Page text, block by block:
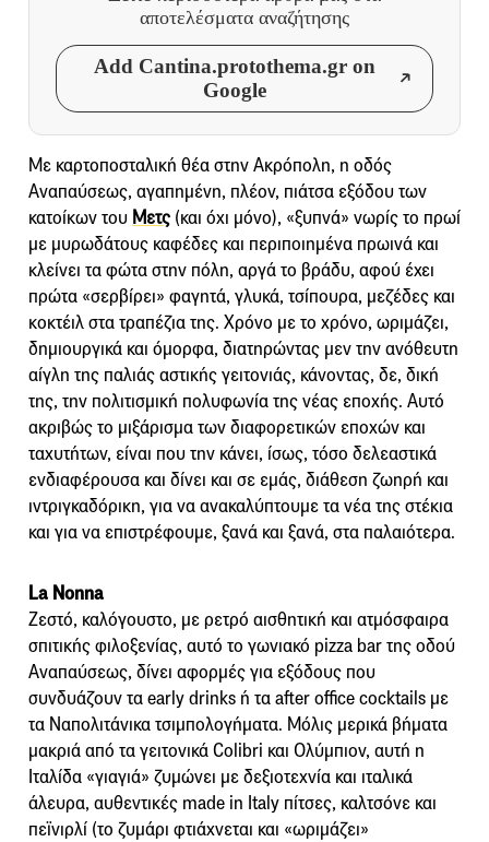
αποτελέσματα αναζήτησης
Add Cantina.protothema.gr on
Google
Με καρτοποσταλική θέα στην Ακρόπολη, η οδός
Αναπαύσεως, αγαπημένη, πλέον, πιάτσα εξόδου των
κατοίκων του Μετς (και όχι μόνο), «ξυπνά» νωρίς το πρωί
με μυρωδάτους καφέδες και περιποιημένα πρωινά και
κλείνει τα φώτα στην πόλη, αργά το βράδυ, αφού έχει
πρώτα «σερβίρει» φαγητά, γλυκά, τσίπουρα, μεζέδες και
κοκτέιλ στα τραπέζια της. Χρόνο με το χρόνο, ωριμάζει,
δημιουργικά και όμορφα, διατηρώντας μεν την ανόθευτη
αίγλη της παλιάς αστικής γειτονιάς, κάνοντας, δε, δική
της, την πολιτισμική πολυφωνία της νέας εποχής. Αυτό
ακριβώς το μιξάρισμα των διαφορετικών εποχών και
ταχυτήτων, είναι που την κάνει, ίσως, τόσο δελεαστικά
ενδιαφέρουσα και δίνει και σε εμάς, διάθεση ζωηρή και
ιντριγκαδόρικη, για να ανακαλύπτουμε τα νέα της στέκια
και για να επιστρέφουμε, ξανά και ξανά, στα παλαιότερα.
La Nonna
Ζεστό, καλόγουστο, με ρετρό αισθητική και ατμόσφαιρα
σπιτικής φιλοξενίας, αυτό το γωνιακό pizza bar της οδού
Αναπαύσεως, δίνει αφορμές για εξόδους που
συνδυάζουν τα early drinks ή τα after office cocktails με
τα Ναπολιτάνικα τσιμπολογήματα. Μόλις μερικά βήματα
μακριά από τα γειτονικά Colibri και Ολύμπιον, αυτή η
Ιταλίδα «γιαγιά» ζυμώνει με δεξιοτεχνία και ιταλικά
άλευρα, αυθεντικές made in Italy πίτσες, καλτσόνε και
πεϊνιρλί (το ζυμάρι φτιάχνεται και «ωριμάζει»